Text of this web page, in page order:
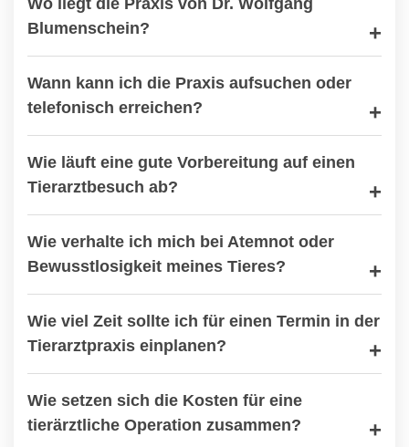
Wo liegt die Praxis von Dr. Wolfgang
Blumenschein?
Wann kann ich die Praxis aufsuchen oder
telefonisch erreichen?
Wie läuft eine gute Vorbereitung auf einen
Tierarztbesuch ab?
Wie verhalte ich mich bei Atemnot oder
Bewusstlosigkeit meines Tieres?
Wie viel Zeit sollte ich für einen Termin in der
Tierarztpraxis einplanen?
Wie setzen sich die Kosten für eine
tierärztliche Operation zusammen?